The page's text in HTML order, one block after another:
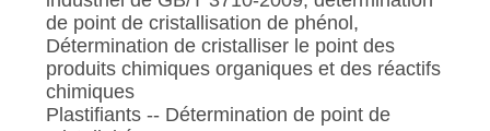
de point de cristallisation de phénol,
Détermination de cristalliser le point des
produits chimiques organiques et des réactifs
chimiques
Plastifiants -- Détermination de point de